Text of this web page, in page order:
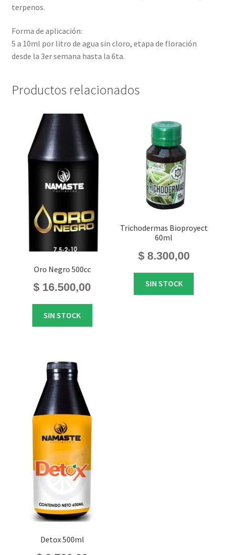
terpenos.
Forma de aplicación:
5 a 10ml por litro de agua sin cloro, etapa de floración
desde la 3er semana hasta la 6ta.
Productos relacionados
Oro Negro 500cc
$ 16.500,00
SIN STOCK
Trichodermas Bioproyect
60ml
$8.300,00
SIN STOCK
Detox 500ml